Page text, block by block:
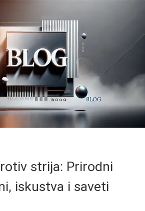
strija: Prirodni
iskustva i saveti